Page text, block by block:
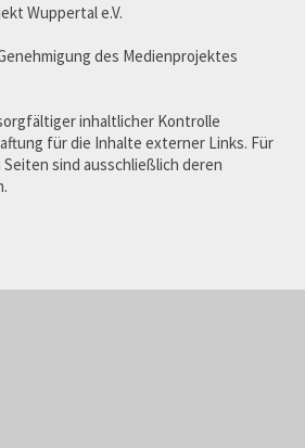
Wuppertal e.V.
des Medienprojektes
inhaltlicher Kontrolle
für die Inhalte externer Links. Für
sind ausschließlich deren